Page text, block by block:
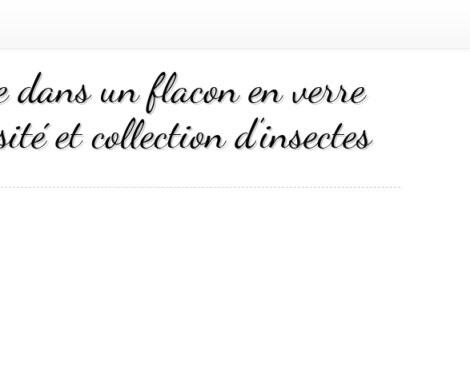
dans un flacon en verre
et collection d’insectes